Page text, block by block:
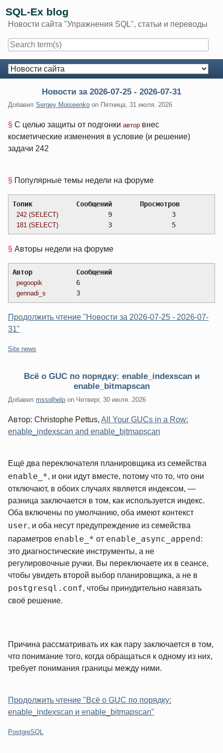
content
SQL-Ex blog
Новости сайта "Упражнения SQL", статьи и переводы
Navigation
Новости за 2026-07-25 - 2026-07-31
Добавил Sergey Moiseenko on Пятница, 31 июля. 2026
§ С целью защиты от подгонки автор внес
косметические изменения в условие (и решение)
задачи 242
§ Популярные темы недели на форуме
Топик		Сообщений	Просмотров
242 (SELECT)
		9		3
181 (SELECT)
		3		5
§ Авторы недели на форуме
Автор		Сообщений
pegoopik
  	6
gennadi_s
  	3
Продолжить чтение "Новости за 2026-07-25 - 2026-07-
31"
Категории:
Site news
Всё о GUC по порядку: enable_indexscan и
enable_bitmapscan
Добавил mssqlhelp on Четверг, 30 июля. 2026
Автор: Christophe Pettus, All Your GUCs in a Row:
enable_indexscan and enable_bitmapscan
Ещё два переключателя планировщика из семейства
enable_*, и они идут вместе, потому что то, что они
отключают, в обоих случаях является индексом, —
разница заключается в том, как используется индекс.
Оба включены по умолчанию, оба имеют контекст
user, и оба несут предупреждение из семейства
параметров enable_* от enable_async_append:
это диагностические инструменты, а не
регулировочные ручки. Вы переключаете их в сеансе,
чтобы увидеть второй выбор планировщика, а не в
postgresql.conf, чтобы принудительно навязать
своё решение.
Причина рассматривать их как пару заключается в том,
что понимание того, когда обращаться к одному из них,
требует понимания границы между ними.
Продолжить чтение "Всё о GUC по порядку:
enable_indexscan и enable_bitmapscan"
Категории:
PostgreSQL